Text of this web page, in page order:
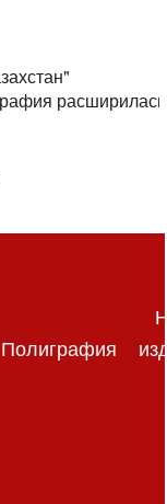
Полиграфия